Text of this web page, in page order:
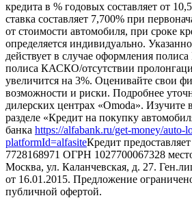
кредита в % годовых составляет от
ставка составляет 7,700% при
от стоимости автомобиля, при сроке
определяется индивидуально.
действует в случае оформления
полиса КАСКО/отсутствии
увеличится на 3%. Оценивайте свои
возможности и риски. Подробнее
дилерских центрах «Omoda». Изучите
разделе «Кредит на покупку
банка https://alfabank.ru/get-money/auto-
platformId=alfasiteКредит
7728168971 ОГРН 1027700067328
Москва, ул. Каланчевская, д. 27.
от 16.01.2015. Предложение
публичной офертой.